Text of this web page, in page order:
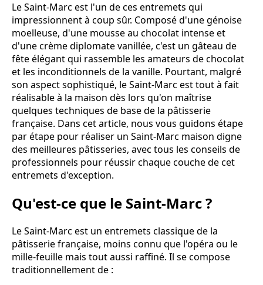
Le Saint-Marc est l'un de ces entremets qui
impressionnent à coup sûr. Composé d'une génoise
moelleuse, d'une mousse au chocolat intense et
d'une crème diplomate vanillée, c'est un gâteau de
fête élégant qui rassemble les amateurs de chocolat
et les inconditionnels de la vanille. Pourtant, malgré
son aspect sophistiqué, le Saint-Marc est tout à fait
réalisable à la maison dès lors qu'on maîtrise
quelques techniques de base de la pâtisserie
française. Dans cet article, nous vous guidons étape
par étape pour réaliser un Saint-Marc maison digne
des meilleures pâtisseries, avec tous les conseils de
professionnels pour réussir chaque couche de cet
entremets d'exception.
Qu'est-ce que le Saint-Marc ?
Le Saint-Marc est un entremets classique de la
pâtisserie française, moins connu que l'opéra ou le
mille-feuille mais tout aussi raffiné. Il se compose
traditionnellement de :